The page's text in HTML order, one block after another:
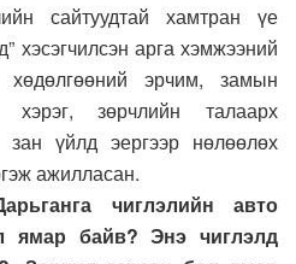
сайтуудтай хамтран үе
хэсэгчилсэн арга хэмжээний
хөдөлгөөний эрчим, замын
зөрчлийн талаарх
зан үйлд эергээр нөлөөлөх
ажилласан.
чиглэлийн авто
ямар байв? Энэ чиглэлд